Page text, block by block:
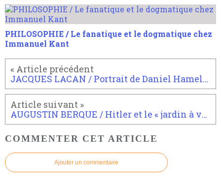
PHILOSOPHIE / Le fanatique et le dogmatique chez
Immanuel Kant
JACQUES LACAN / Portrait de Daniel Hameline : Discussion avec Jacques Lacan (Juillet 1969)
AUGUSTIN BERQUE / Hitler et le « jardin à venir »
COMMENTER CET ARTICLE
Ajouter un commentaire